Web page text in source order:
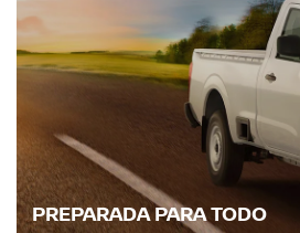
PREPARADA PARA TODO